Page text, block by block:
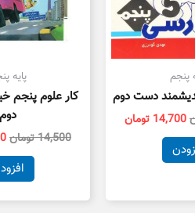
پنجم
دست دوم
14,700 تومان
پایه
کار علوم پنجم
دوم
14,500تومان